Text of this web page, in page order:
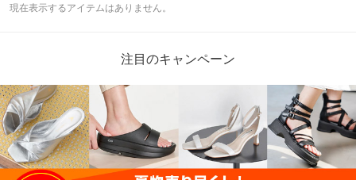
現在表示するアイテムはありません。
注目のキャンペーン